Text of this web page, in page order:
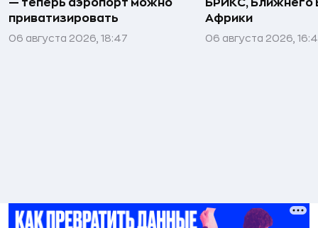
— теперь аэропорт можно
приватизировать
06 августа 2026, 18:47
БРИКС, Ближнего
Африки
06 августа 2026,